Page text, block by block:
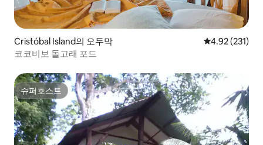
Cristóbal Island의 오두막 평점 4.92점(5
4.92 (231)
코코비보 돌고래 포드
슈퍼호스트
슈퍼호스트